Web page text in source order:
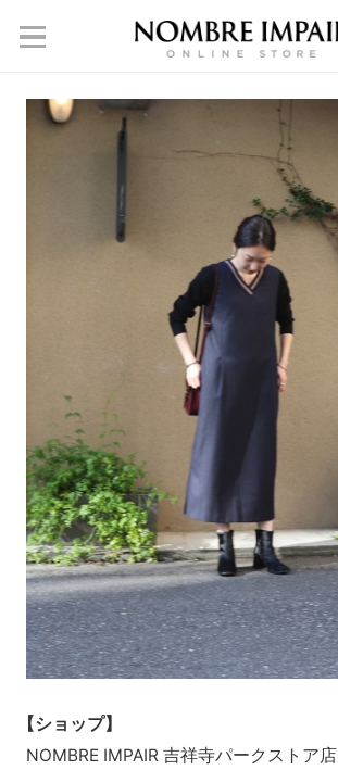
【ショップ】
NOMBRE IMPAIR 吉祥寺パークストア店